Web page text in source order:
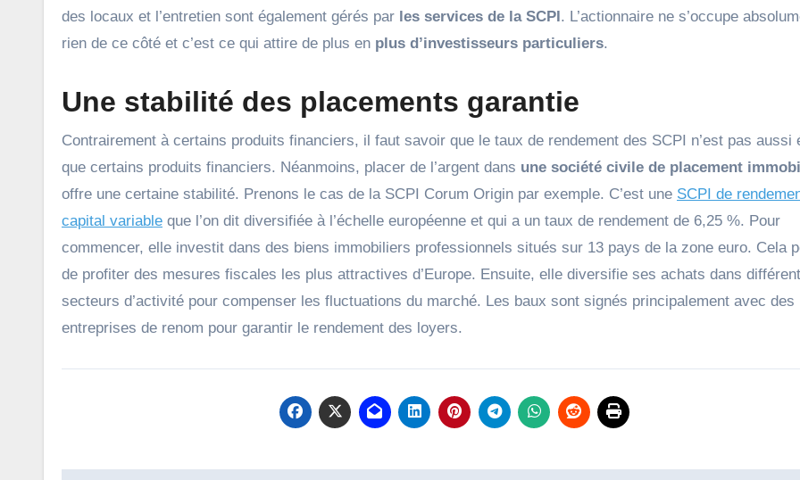
des locaux et l’entretien sont également gérés par les services de la SCPI . L’actionnaire ne s’occupe
rien de ce côté et c’est ce qui attire de plus en plus d’investisseurs particuliers.
Une stabilité des placements garantie
Contrairement à certains produits financiers, il faut savoir que le taux de rendement des SCPI n’est pas aussi
que certains produits financiers. Néanmoins, placer de l’argent dans une société civile de placement
offre une certaine stabilité. Prenons le cas de la SCPI Corum Origin par exemple. C’est une SCPI de
capital variable que l’on dit diversifiée à l’échelle européenne et qui a un taux de rendement de 6,25 %. Pour
commencer, elle investit dans des biens immobiliers professionnels situés sur 13 pays de la zone euro. Cela
de profiter des mesures fiscales les plus attractives d’Europe. Ensuite, elle diversifie ses achats dans
secteurs d’activité pour compenser les fluctuations du marché. Les baux sont signés principalement avec des
entreprises de renom pour garantir le rendement des loyers.